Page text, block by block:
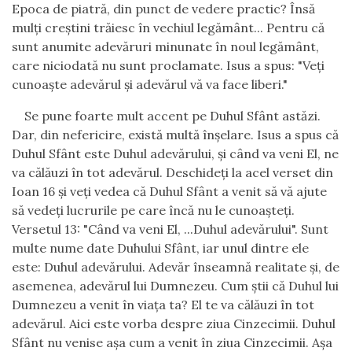
Epoca de piatră, din punct de vedere practic? Însă
mulţi creştini trăiesc în vechiul legământ... Pentru că
sunt anumite adevăruri minunate în noul legământ,
care niciodată nu sunt proclamate. Isus a spus: "Veţi
cunoaşte adevărul şi adevărul vă va face liberi."
Se pune foarte mult accent pe Duhul Sfânt astăzi.
Dar, din nefericire, există multă înşelare. Isus a spus că
Duhul Sfânt este Duhul adevărului, şi când va veni El, ne
va călăuzi în tot adevărul. Deschideţi la acel verset din
Ioan 16 şi veţi vedea că Duhul Sfânt a venit să vă ajute
să vedeţi lucrurile pe care încă nu le cunoaşteţi.
Versetul 13: "Când va veni El, ...Duhul adevărului". Sunt
multe nume date Duhului Sfânt, iar unul dintre ele
este: Duhul adevărului. Adevăr înseamnă realitate şi, de
asemenea, adevărul lui Dumnezeu. Cum ştii că Duhul lui
Dumnezeu a venit în viaţa ta? El te va călăuzi în tot
adevărul. Aici este vorba despre ziua Cinzecimii. Duhul
Sfânt nu venise aşa cum a venit în ziua Cinzecimii. Aşa